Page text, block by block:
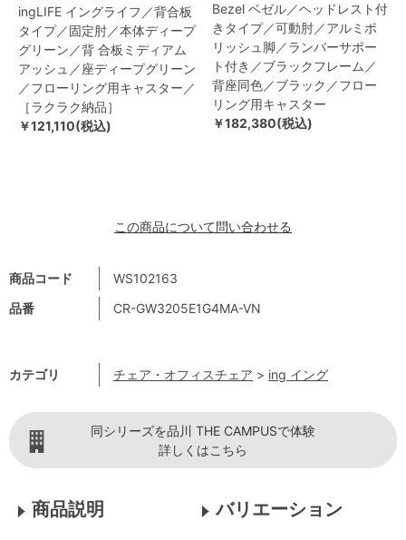
商品コード
WS102163
品番
CR-GW3205E1G4MA-VN
カテゴリ チェア・オフィスチェア > ing イング
ingLIFE イングライフ／背合板
タイプ／固定肘／本体ディープ
グリーン／背 合板ミディアム
アッシュ／座ディープグリーン
／フローリング用キャスター／
［ラクラク納品］
￥121,110(税込)
Bezel ベゼル／ヘッドレスト付
きタイプ／可動肘／アルミポ
リッシュ脚／ランバーサポー
ト付き／ブラックフレーム／
背座同色／ブラック／フロー
リング用キャスター
￥182,380(税込)
この商品について問い合わせる
同シリーズを品川 THE CAMPUSで体験
詳しくはこちら
商品説明 バリエーション